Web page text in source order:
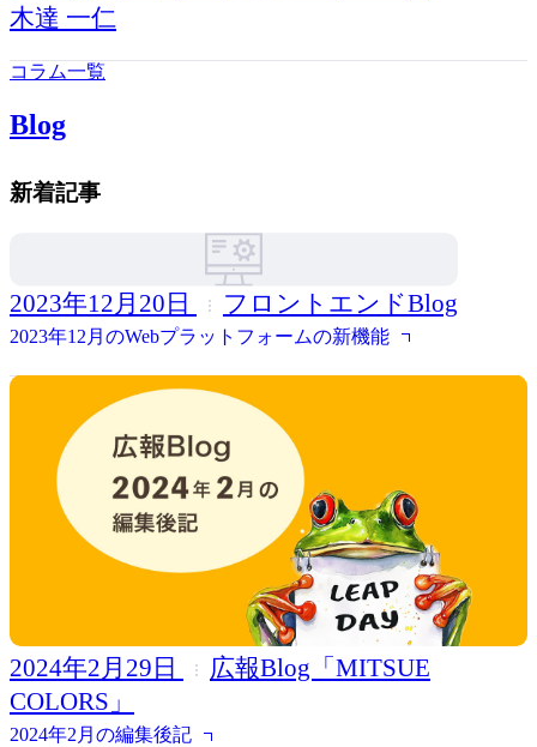
木達 一仁
コラム一覧
Blog
新着記事
2023年12月20日 フロントエンドBlog
2023年12月のWebプラットフォームの新機能
2024年2月29日
広報Blog「MITSUE
COLORS」
2024年2月の編集後記